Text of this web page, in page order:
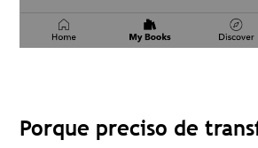
Porque preciso de